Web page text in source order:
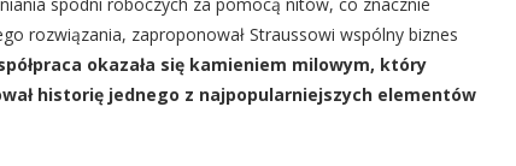
rozwiązania, zaproponował Straussowi wspólny biznes
okazała się kamieniem milowym, który
historię jednego z najpopularniejszych elementów